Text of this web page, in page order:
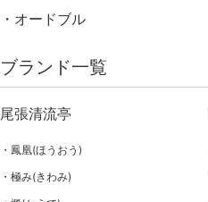
オードブル
ブランド一覧
尾張清流亭
鳳凰(ほうおう)
極み(きわみ)